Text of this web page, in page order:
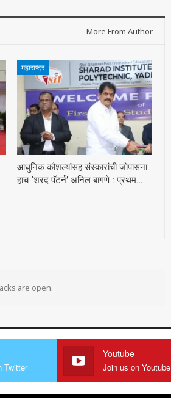
More From Author
महाराष्ट्र
आधुनिक कौशल्यांसह संस्कारांची जोपासना
हाच ‘शरद पॅटर्न’ अनिल बागणे : प्रथम…
are open.
Twitter
Youtube
Join us on Youtube